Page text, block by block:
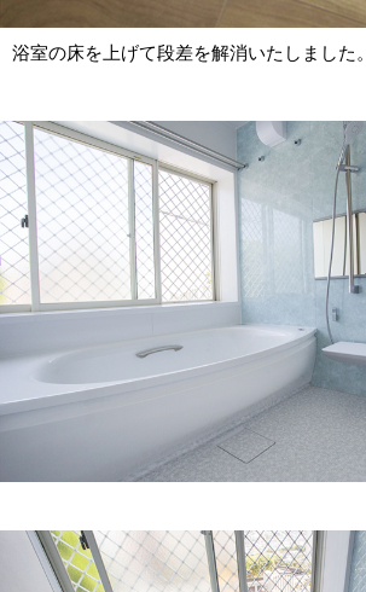
浴室の床を上げて段差を解消いたしました。